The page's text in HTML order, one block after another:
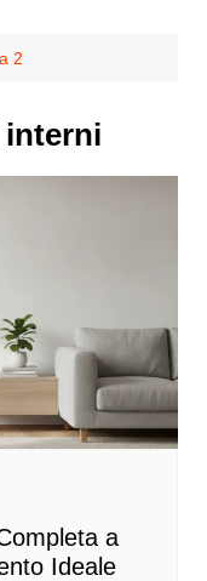
2
interni
a
Ideale